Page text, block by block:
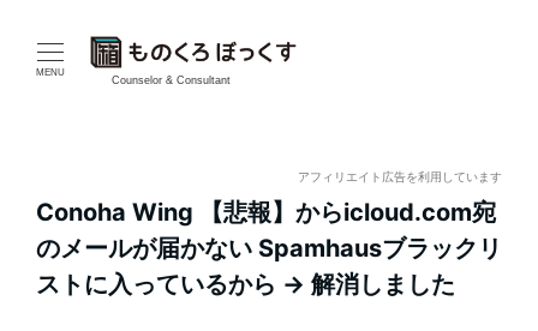
MENU
Counselor & Consultant
アフィリエイト広告を利用しています
Conoha Wing 【悲報】からicloud.com宛
のメールが届かない Spamhausブラックリ
ストに入っているから → 解消しました